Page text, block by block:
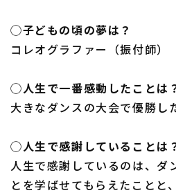
◯子どもの頃の夢は？
コレオグラファー（振付師）
◯人生で一番感動したことは
大きなダンスの大会で優勝し
◯人生で感謝していることは
人生で感謝しているのは、ダ
とを学ばせてもらえたことと